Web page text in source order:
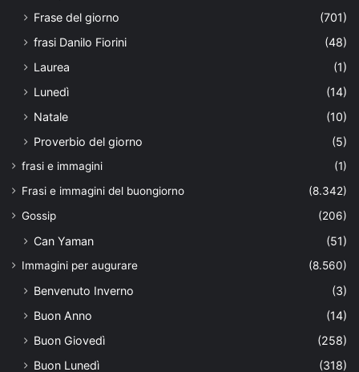
Frase del giorno
(701)
frasi Danilo Fiorini
(48)
Laurea
(1)
Lunedì
(14)
Natale
(10)
Proverbio del giorno
(5)
frasi e immagini
(1)
Frasi e immagini del buongiorno
(8.342)
Gossip
(206)
Can Yaman (51)
Immagini per augurare (8.560)
Benvenuto Inverno
(3)
Buon Anno
(14)
Buon Giovedì
(258)
Buon Lunedì
(318)